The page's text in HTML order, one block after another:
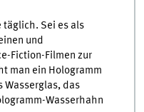
täglich. Sei es als
und
Fiction-Filmen zur
man ein Hologramm
Wasserglas, das
Wasserhahn